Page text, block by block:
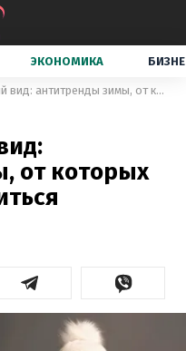
ЭКОНОМИКА
Имеют дешевый вид: антитренды зимы, от которых уже нужно избавиться
от которых